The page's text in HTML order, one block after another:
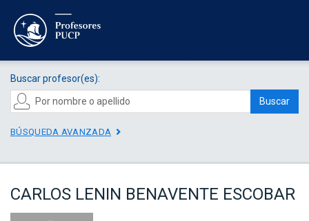
Buscar profesor(es):
Buscar
BÚSQUEDA AVANZADA
CARLOS LENIN BENAVENTE ESCOBAR